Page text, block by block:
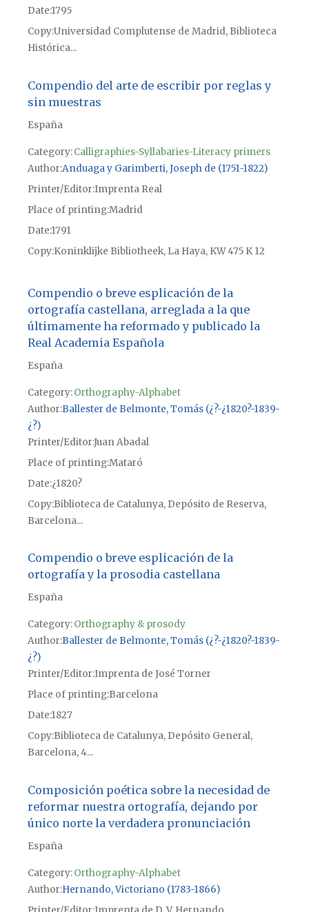
Date1795
CopyUniversidad Complutense de Madrid, Biblioteca
Histórica...
Compendio del arte de escribir por reglas y
sin muestras
España
Category:Calligraphies-Syllabaries-Literacy primers
Author Anduaga y Garimberti, Joseph de (1751-1822)
Printer/Editor Imprenta Real
Place of printingMadrid
Date1791
CopyKoninklijke Bibliotheek, La Haya, KW 475 K 12
Compendio o breve esplicación de la
ortografía castellana, arreglada a la que
últimamente ha reformado y publicado la
Real Academia Española
España
Category:Orthography-Alphabet
Author Ballester de Belmonte, Tomás (¿?-¿1820?-1839-
¿?)
Printer/EditorJuan Abadal
Place of printingMataró
Date ¿1820?
CopyBiblioteca de Catalunya, Depósito de Reserva,
Barcelona...
Compendio o breve esplicación de la
ortografía y la prosodia castellana
España
Category:Orthography & prosody
Author Ballester de Belmonte, Tomás (¿?-¿1820?-1839-
¿?)
Printer/Editor Imprenta de José Torner
Place of printingBarcelona
Date1827
CopyBiblioteca de Catalunya, Depósito General,
Barcelona, 4...
Composición poética sobre la necesidad de
reformar nuestra ortografía, dejando por
único norte la verdadera pronunciación
España
Category:Orthography-Alphabet
Author Hernando, Victoriano (1783-1866)